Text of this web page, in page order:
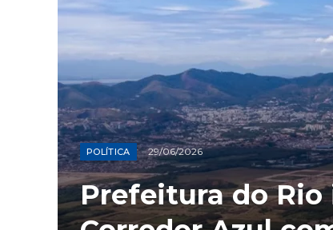
POLÍTICA 29/06/2026
Prefeitura do